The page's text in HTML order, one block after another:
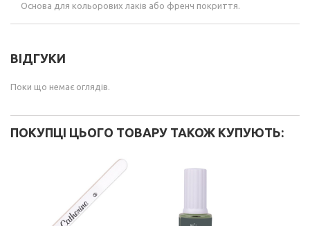
Основа для кольорових лаків або френч покриття.
ВІДГУКИ
Поки що немає оглядів.
ПОКУПЦІ ЦЬОГО ТОВАРУ ТАКОЖ КУПУЮТЬ: